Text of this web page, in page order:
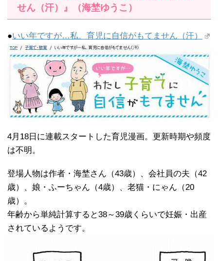
せん（汗）』（海埜ゆうこ）
●いい年ですが…私、育児に自信がもてません（汗）
4月18日に連載スタートした育児漫画。更新時期や頻度
は不明。
登場人物は作者・海埜さん（43歳）、会社員の夫（42
歳）、娘・ふーちゃん（4歳）、老猫・にゃん（20
歳）。
年齢から単純計算すると38～39歳くらいで妊娠・出産
されているようです。